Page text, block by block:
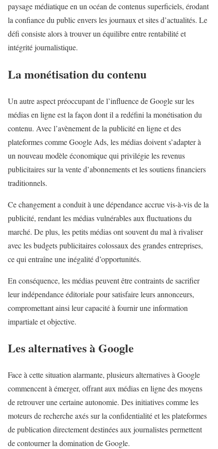
paysage médiatique en un océan de contenus superficiels, érodant
la confiance du public envers les journaux et sites d’actualités. Le
défi consiste alors à trouver un équilibre entre rentabilité et
intégrité journalistique.
La monétisation du contenu
Un autre aspect préoccupant de l’influence de Google sur les
médias en ligne est la façon dont il a redéfini la monétisation du
contenu. Avec l’avènement de la publicité en ligne et des
plateformes comme Google Ads, les médias doivent s’adapter à
un nouveau modèle économique qui privilégie les revenus
publicitaires sur la vente d’abonnements et les soutiens financiers
traditionnels.
Ce changement a conduit à une dépendance accrue vis-à-vis de la
publicité, rendant les médias vulnérables aux fluctuations du
marché. De plus, les petits médias ont souvent du mal à rivaliser
avec les budgets publicitaires colossaux des grandes entreprises,
ce qui entraîne une inégalité d’opportunités.
En conséquence, les médias peuvent être contraints de sacrifier
leur indépendance éditoriale pour satisfaire leurs annonceurs,
compromettant ainsi leur capacité à fournir une information
impartiale et objective.
Les alternatives à Google
Face à cette situation alarmante, plusieurs alternatives à Google
commencent à émerger, offrant aux médias en ligne des moyens
de retrouver une certaine autonomie. Des initiatives comme les
moteurs de recherche axés sur la confidentialité et les plateformes
de publication directement destinées aux journalistes permettent
de contourner la domination de Google.